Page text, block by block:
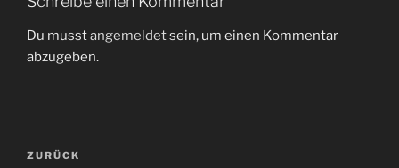
Du musstangemeldetsein, um einen Kommentar
abzugeben.
Beitragsnavigation
Vorheriger
ZURÜCK